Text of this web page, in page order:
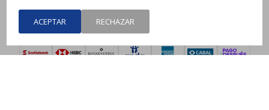
ACEPTAR RECHAZAR